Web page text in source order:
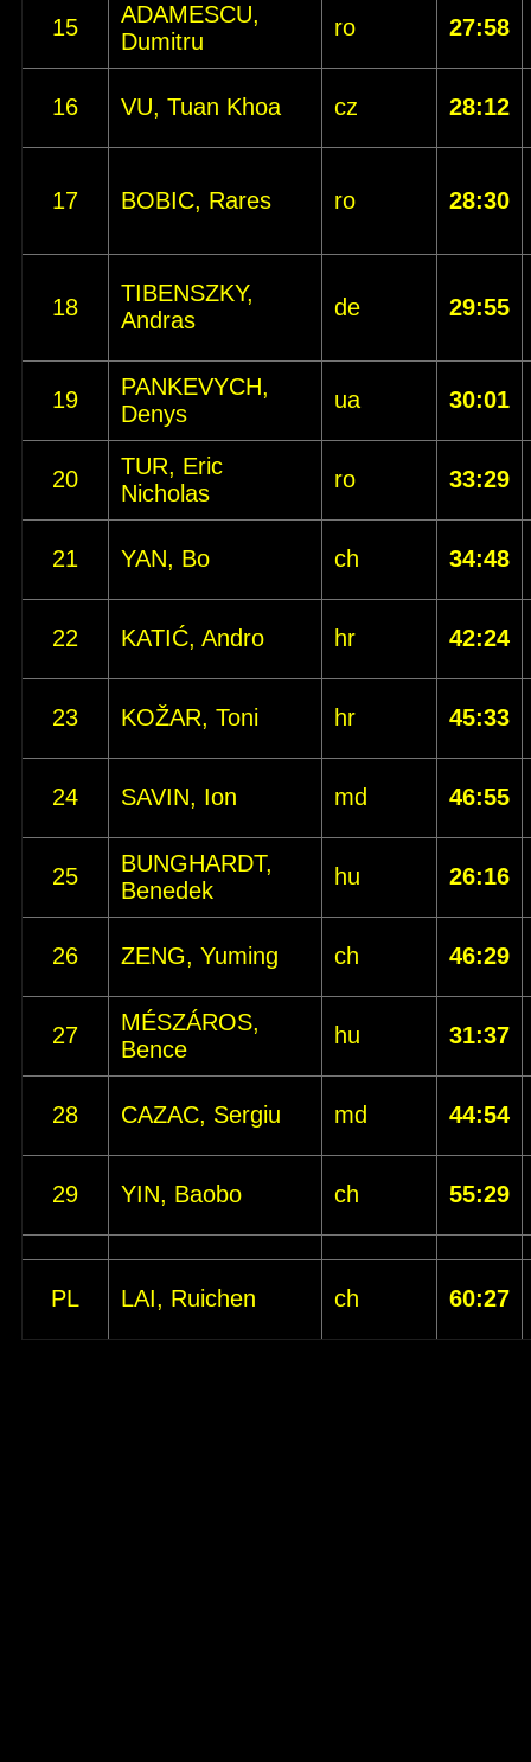
15
ADAMESCU,
Dumitru
ro 27:58
16 VU, Tuan Khoa cz 28:12
17 BOBIC, Rares ro 28:30
18
TIBENSZKY,
Andras
de 29:55
19
PANKEVYCH,
Denys
ua 30:01
20
TUR, Eric
Nicholas
ro 33:29
21 YAN, Bo ch 34:48
22 KATIĆ, Andro hr 42:24
23 KOŽAR, Toni hr 45:33
24 SAVIN, Ion md 46:55
25
BUNGHARDT,
Benedek
hu 26:16
26 ZENG, Yuming ch 46:29
27
MÉSZÁROS,
Bence
hu 31:37
28 CAZAC, Sergiu md 44:54
29 YIN, Baobo ch 55:29
PL LAI, Ruichen ch 60:27